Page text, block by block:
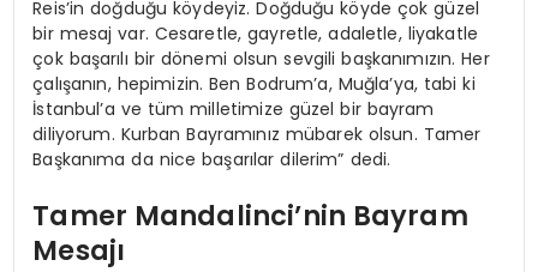
Reis’in doğduğu köydeyiz. Doğduğu köyde çok güzel
bir mesaj var. Cesaretle, gayretle, adaletle, liyakatle
çok başarılı bir dönemi olsun sevgili başkanımızın. Her
çalışanın, hepimizin. Ben Bodrum’a, Muğla’ya, tabi ki
İstanbul’a ve tüm milletimize güzel bir bayram
diliyorum. Kurban Bayramınız mübarek olsun. Tamer
Başkanıma da nice başarılar dilerim” dedi.
Tamer Mandalinci’nin Bayram
Mesajı